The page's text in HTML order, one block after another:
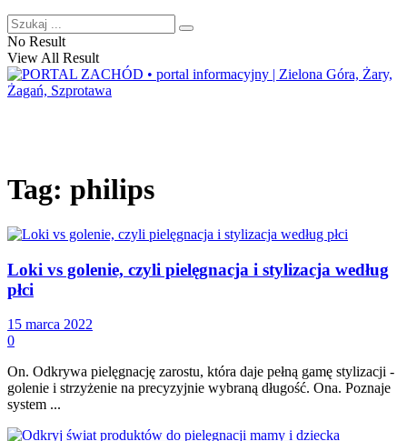
No Result
View All Result
Tag: philips
Loki vs golenie, czyli pielęgnacja i stylizacja według
płci
15 marca 2022
0
On. Odkrywa pielęgnację zarostu, która daje pełną gamę stylizacji -
golenie i strzyżenie na precyzyjnie wybraną długość. Ona. Poznaje
system ...